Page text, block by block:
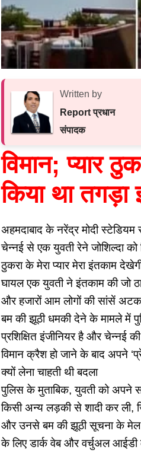
Written by
Report प्रधान
संपादक
विमान; प्यार
किया था तगड़ा
अहमदाबाद के नरेंद्र मोदी
चेन्नई से एक युवती रेने जोशिल्दा को
ठुकरा के मेरा प्यार मेरा इंतकाम
घायल एक युवती ने इंतकाम की जो
और हजारों आम लोगों की सांसें अटक
बम की झूठी धमकी देने के मामले में
प्रशिक्षित इंजीनियर है और चेन्नई
विमान क्रैश हो जाने के बाद अपने
क्यों लेना चाहती थी बदला
पुलिस के मुताबिक, युवती को अपने
किसी अन्य लड़की से शादी कर
और उनसे बम की झूठी सूचना के मेल
के लिए डार्क वेब और वर्चुअल आईडी